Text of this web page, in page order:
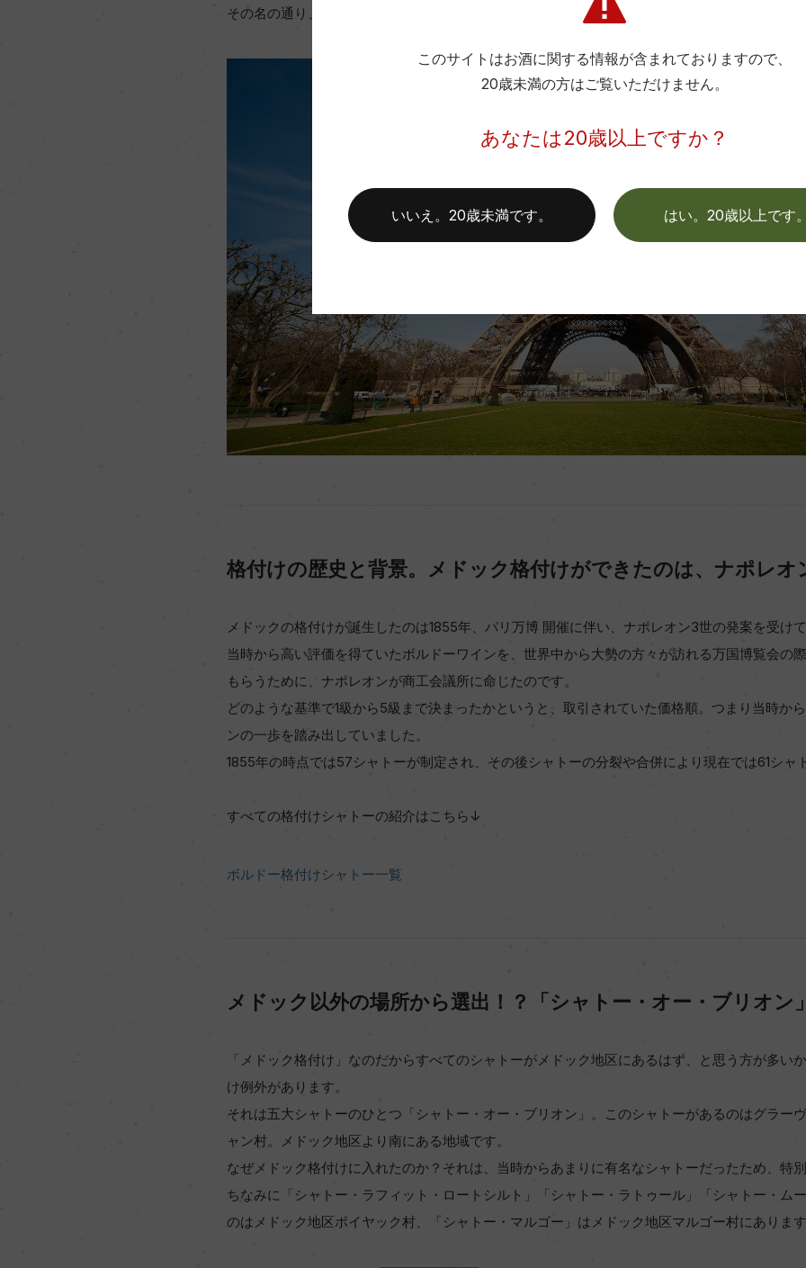
その名の通り、これら５つのシャトーを指しています。ボルドーワインの頂点に君臨している
格付けの歴史と背景。メドック格付けができたのは、ナポレオ
メドックの格付けが誕生したのは1855年、パリ万博 開催に伴い、ナポレオン3世の発案を受け
当時から高い評価を得ていたボルドーワインを、世界中から大勢の方々が訪れる万国博覧会の
もらうために、ナポレオンが商工会議所に命じたのです。
どのような基準で1級から5級まで決まったかというと、取引されていた価格順。つまり当時か
ンの一歩を踏み出していました。
1855年の時点では57シャトーが制定され、その後シャトーの分裂や合併により現在では61シャ
すべての格付けシャトーの紹介はこちら↓
ボルドー格付けシャトー一覧
メドック以外の場所から選出！？「シャトー・オー・ブリオン
「メドック格付け」なのだからすべてのシャトーがメドック地区にあるはず、と思う方が多い
け例外があります。
それは五大シャトーのひとつ「シャトー・オー・ブリオン」。このシャトーがあるのはグラー
ャン村。メドック地区より南にある地域です。
なぜメドック格付けに入れたのか？それは、当時からあまりに有名なシャトーだったため、特
ちなみに「シャトー・ラフィット・ロートシルト」「シャトー・ラトゥール」「シャトー・ム
のはメドック地区ポイヤック村、「シャトー・マルゴー」はメドック地区マルゴー村にありま
このサイトはお酒に関する情報が含まれておりますので、
20歳未満の方はご覧いただけません。
あなたは20歳以上ですか？
はい。20歳以上です
いいえ。20歳未満です。